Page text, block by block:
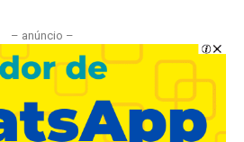
– anúncio –